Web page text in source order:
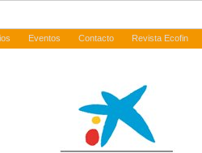
Eventos Contacto Revista Ecofin